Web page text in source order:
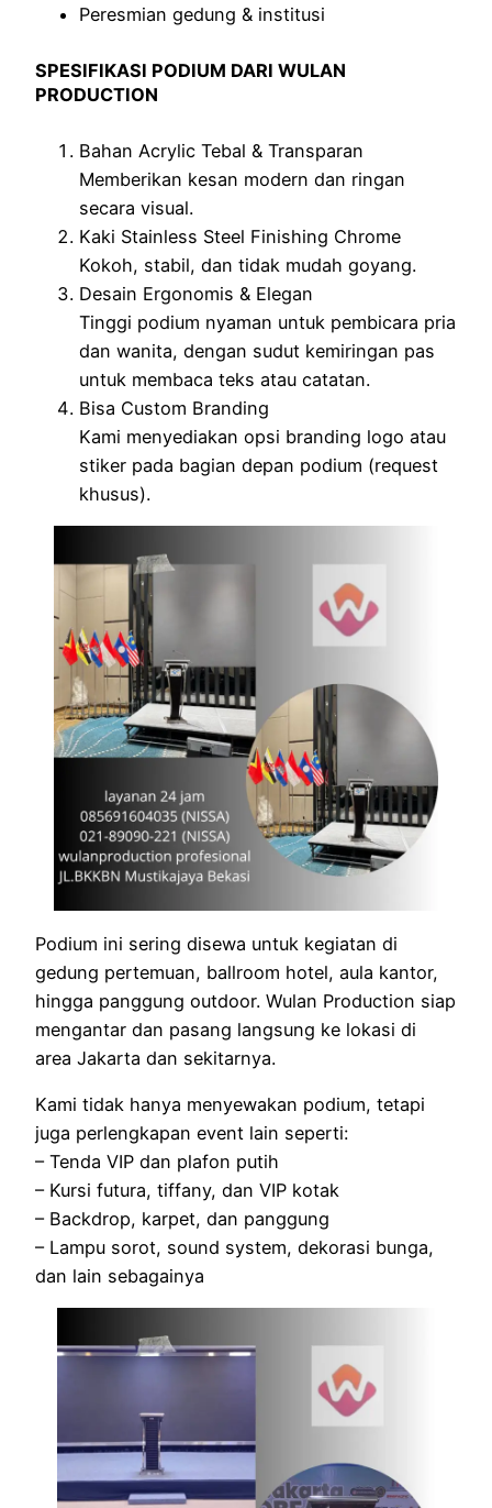
Peresmian gedung & institusi
SPESIFIKASI PODIUM DARI WULAN
PRODUCTION
Bahan Acrylic Tebal & Transparan
Memberikan kesan modern dan ringan
secara visual.
Kaki Stainless Steel Finishing Chrome
Kokoh, stabil, dan tidak mudah goyang.
Desain Ergonomis & Elegan
Tinggi podium nyaman untuk pembicara pria
dan wanita, dengan sudut kemiringan pas
untuk membaca teks atau catatan.
Bisa Custom Branding
Kami menyediakan opsi branding logo atau
stiker pada bagian depan podium (request
khusus).
Podium ini sering disewa untuk kegiatan di
gedung pertemuan, ballroom hotel, aula kantor,
hingga panggung outdoor. Wulan Production siap
mengantar dan pasang langsung ke lokasi di
area Jakarta dan sekitarnya.
Kami tidak hanya menyewakan podium, tetapi
juga perlengkapan event lain seperti:
– Tenda VIP dan plafon putih
– Kursi futura, tiffany, dan VIP kotak
– Backdrop, karpet, dan panggung
– Lampu sorot, sound system, dekorasi bunga,
dan lain sebagainya